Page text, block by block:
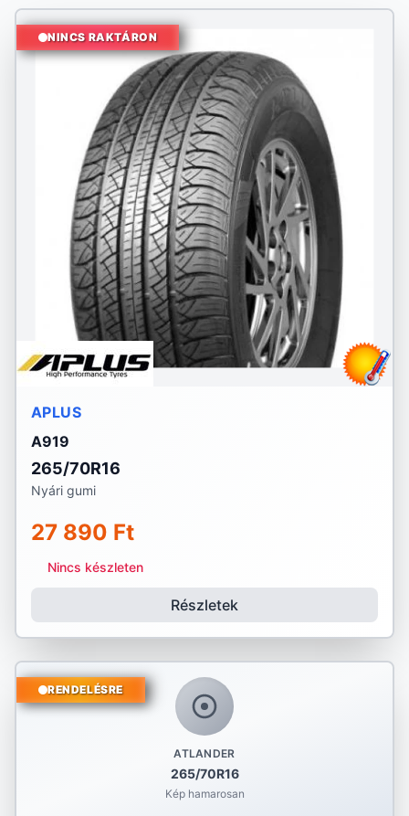
NINCS RAKTÁRON
APLUS
A919
265/70R16
Nyári gumi
27 890 Ft
Nincs készleten
Részletek
ATLANDER
265/70R16
Kép hamarosan
RENDELÉSRE